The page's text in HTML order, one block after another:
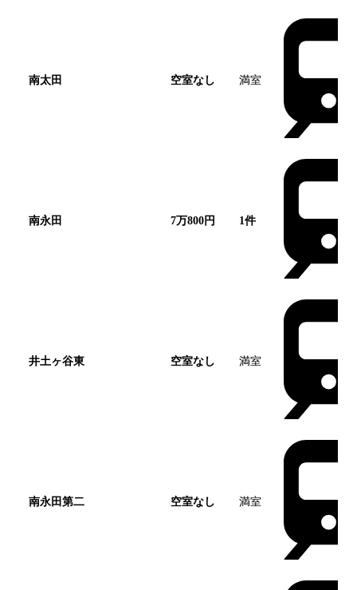
南太田 空室なし 満室
南永田 7万800円 1件
井土ヶ谷東 空室なし 満室
南永田第二 空室なし 満室